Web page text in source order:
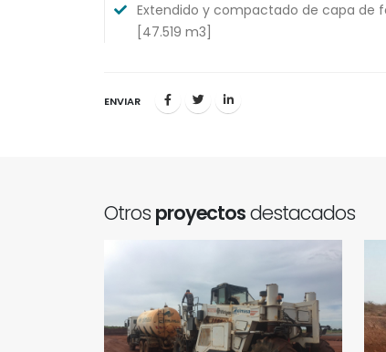
Extendido y compactado de capa de
[47.519 m3]
ENVIAR
Otros proyectosdestacados